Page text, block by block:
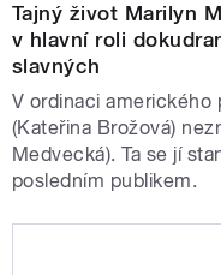
Tajný život Marilyn
v hlavní roli
slavných
V ordinaci amerického
(Kateřina Brožová)
Medvecká). Ta se jí
posledním publikem.